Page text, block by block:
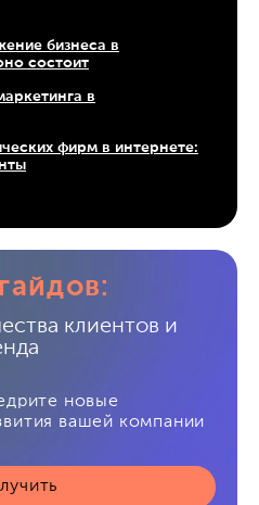
бизнеса в
состоит
в
фирм в интернете:
клиентов и
новые
вашей компании